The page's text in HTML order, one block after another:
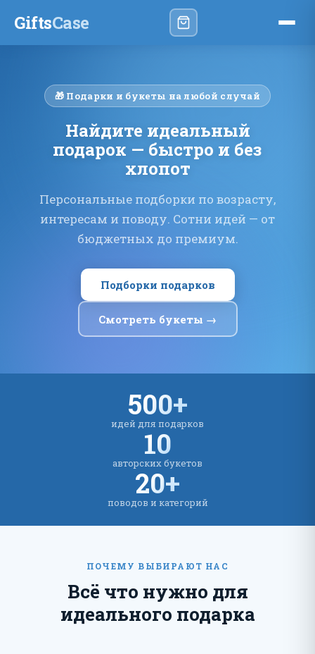
GiftsCase
🎁 Подарки и букеты на любой случай
Найдите идеальный
подарок — быстро и без
хлопот
Персональные подборки по возрасту,
интересам и поводу. Сотни идей — от
бюджетных до премиум.
Подборки подарков
Смотреть букеты →
500+
идей для подарков
10
авторских букетов
20+
поводов и категорий
ПОЧЕМУ ВЫБИРАЮТ НАС
Всё что нужно для
идеального подарка